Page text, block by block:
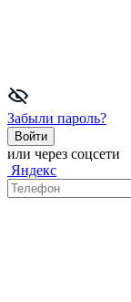
Забыли пароль?
Войти
или через соцсети
Яндекс